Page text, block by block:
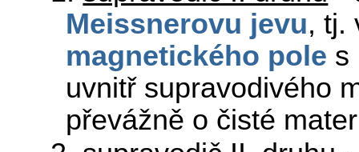
Meissnerovu jevu, tj.
magnetického pole s
uvnitř supravodivého
převážně o čisté